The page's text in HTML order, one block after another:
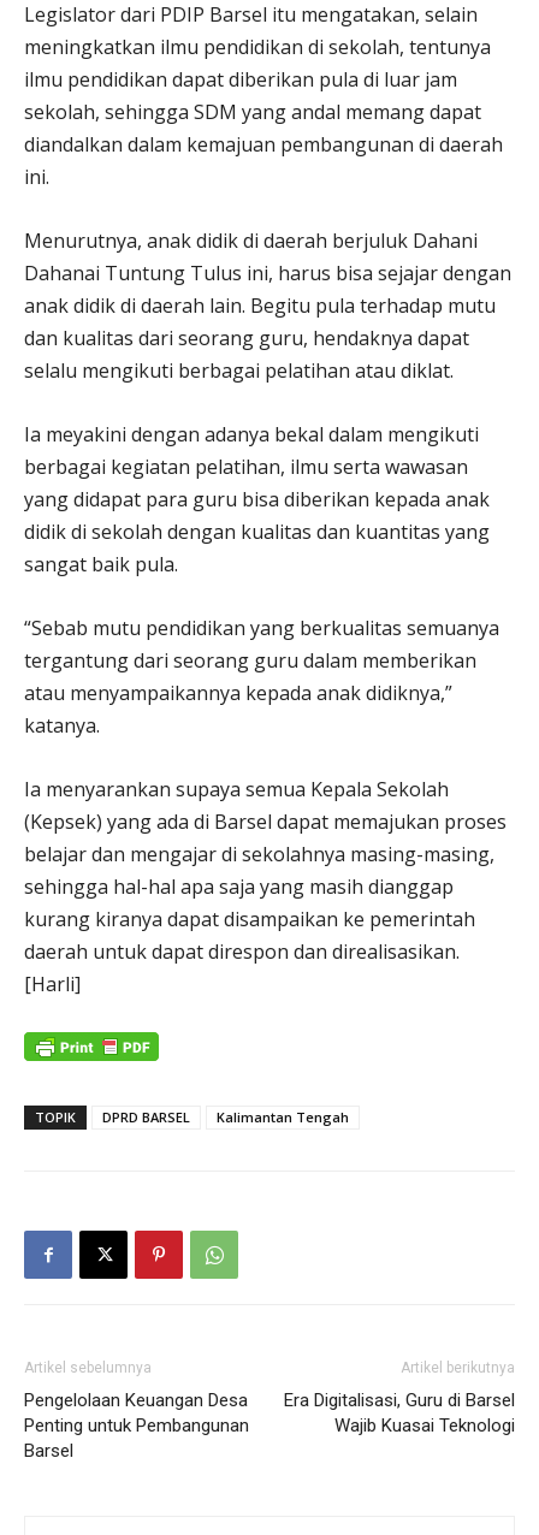
Legislator dari PDIP Barsel itu mengatakan, selain
meningkatkan ilmu pendidikan di sekolah, tentunya
ilmu pendidikan dapat diberikan pula di luar jam
sekolah, sehingga SDM yang andal memang dapat
diandalkan dalam kemajuan pembangunan di daerah
ini.
Menurutnya, anak didik di daerah berjuluk Dahani
Dahanai Tuntung Tulus ini, harus bisa sejajar dengan
anak didik di daerah lain. Begitu pula terhadap mutu
dan kualitas dari seorang guru, hendaknya dapat
selalu mengikuti berbagai pelatihan atau diklat.
Ia meyakini dengan adanya bekal dalam mengikuti
berbagai kegiatan pelatihan, ilmu serta wawasan
yang didapat para guru bisa diberikan kepada anak
didik di sekolah dengan kualitas dan kuantitas yang
sangat baik pula.
“Sebab mutu pendidikan yang berkualitas semuanya
tergantung dari seorang guru dalam memberikan
atau menyampaikannya kepada anak didiknya,”
katanya.
Ia menyarankan supaya semua Kepala Sekolah
(Kepsek) yang ada di Barsel dapat memajukan proses
belajar dan mengajar di sekolahnya masing-masing,
sehingga hal-hal apa saja yang masih dianggap
kurang kiranya dapat disampaikan ke pemerintah
daerah untuk dapat direspon dan direalisasikan.
[Harli]
TOPIK DPRD BARSEL Kalimantan Tengah
Artikel sebelumnya
Pengelolaan Keuangan Desa
Penting untuk Pembangunan
Barsel
Artikel berikutnya
Era Digitalisasi, Guru di Barsel
Wajib Kuasai Teknologi